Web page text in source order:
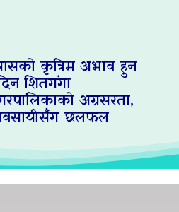
कृत्रिम अभाव हुन
शितगंगा
अग्रसरता,
छलफल